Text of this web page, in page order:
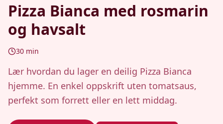
Pizza Bianca med rosmarin
og havsalt
30 min
Lær hvordan du lager en deilig Pizza Bianca
hjemme. En enkel oppskrift uten tomatsaus,
perfekt som forrett eller en lett middag.